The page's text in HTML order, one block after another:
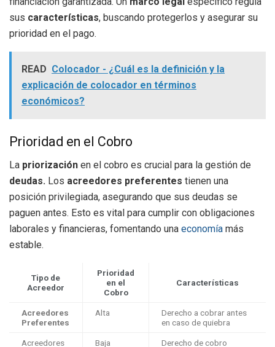
sus características, buscando protegerlos y asegurar su
prioridad en el pago.
READ Colocador - ¿Cuál es la definición y la
explicación de colocador en términos
económicos?
Prioridad en el Cobro
La priorización en el cobro es crucial para la gestión de
deudas. Los acreedores preferentes tienen una
posición privilegiada, asegurando que sus deudas se
paguen antes. Esto es vital para cumplir con obligaciones
laborales y financieras, fomentando una economía más
estable.
Tipo de
Acreedor
Prioridad
en el
Cobro
Características
Acreedores
Preferentes
Alta
Derecho a cobrar antes
en caso de quiebra
Acreedores Baja Derecho de cobro